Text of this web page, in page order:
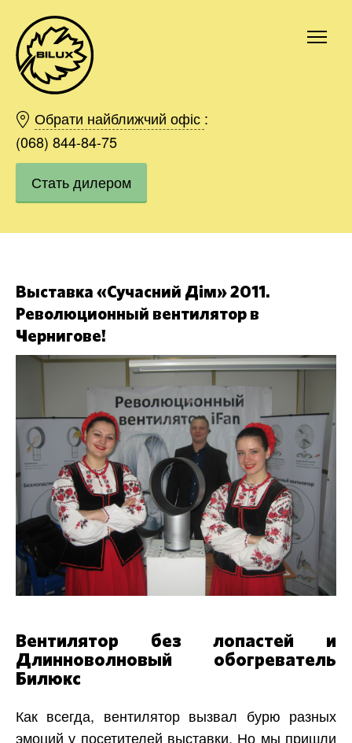
Обрати найближчий офіс :
(068) 844-84-75
Стать дилером
Выставка «Сучасний Дім» 2011.
Революционный вентилятор в
Чернигове!
Вентилятор без лопастей и
Длинноволновый обогреватель
Билюкс
Как всегда, вентилятор вызвал бурю разных
эмоций у посетителей выставки. Но мы пришли
Киев
Харьков
Одесса
Днепр
Ивано-Франковск
Область
Заказать